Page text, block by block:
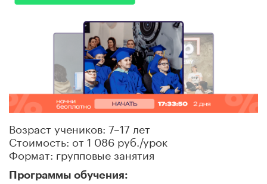
Возраст учеников: 7–17 лет
Стоимость: от 1 086 руб./урок
Формат: групповые занятия
Программы обучения: